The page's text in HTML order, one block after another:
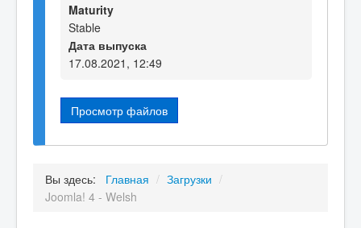
Maturity
Stable
Дата выпуска
17.08.2021, 12:49
Просмотр файлов
Вы здесь: Главная / Загрузки /
Joomla! 4 - Welsh